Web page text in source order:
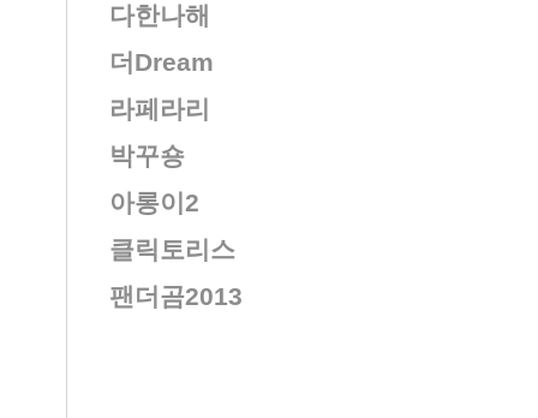
다한나해
더Dream
라페라리
박꾸숑
아롱이2
클릭토리스
팬더곰2013